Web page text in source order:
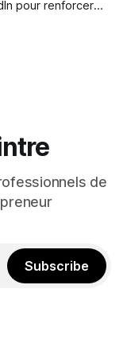
pour renforcer
de
Subscribe